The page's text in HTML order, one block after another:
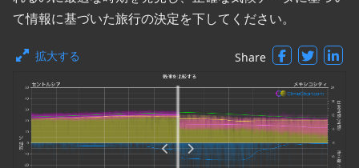
て情報に基づいた旅行の決定を下してください。
拡大する Share